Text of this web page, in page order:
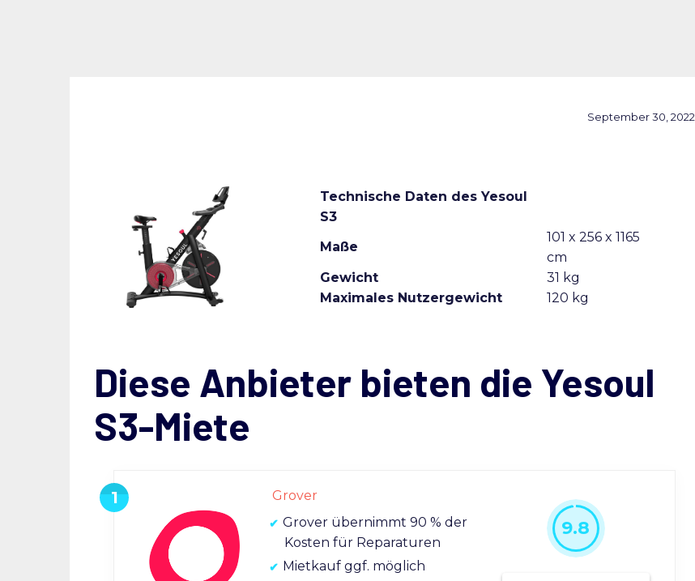
September 30, 2022
Technische Daten des Yesoul
S3
Maße
101 x 256 x 1165
cm
Gewicht
31 kg
Maximales Nutzergewicht
120 kg
Diese Anbieter bieten die Yesoul
S3-Miete
Grover
Grover übernimmt 90 % der
Kosten für Reparaturen
Mietkauf ggf. möglich
9.8